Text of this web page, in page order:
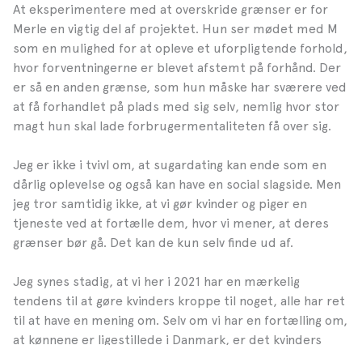
At eksperimentere med at overskride grænser er for
Merle en vigtig del af projektet. Hun ser mødet med M
som en mulighed for at opleve et uforpligtende forhold,
hvor forventningerne er blevet afstemt på forhånd. Der
er så en anden grænse, som hun måske har sværere ved
at få forhandlet på plads med sig selv, nemlig hvor stor
magt hun skal lade forbrugermentaliteten få over sig.
Jeg er ikke i tvivl om, at sugardating kan ende som en
dårlig oplevelse og også kan have en social slagside. Men
jeg tror samtidig ikke, at vi gør kvinder og piger en
tjeneste ved at fortælle dem, hvor vi mener, at deres
grænser bør gå. Det kan de kun selv finde ud af.
Jeg synes stadig, at vi her i 2021 har en mærkelig
tendens til at gøre kvinders kroppe til noget, alle har ret
til at have en mening om. Selv om vi har en fortælling om,
at kønnene er ligestillede i Danmark, er det kvinders